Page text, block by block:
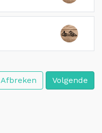
Afbreken Volgende